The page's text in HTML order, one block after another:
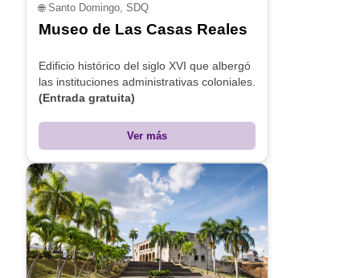
🌐Santo Domingo, SDQ
Museo de Las Casas Reales
Edificio histórico del siglo XVI que albergó
las instituciones administrativas coloniales.
(Entrada gratuita)
Ver más